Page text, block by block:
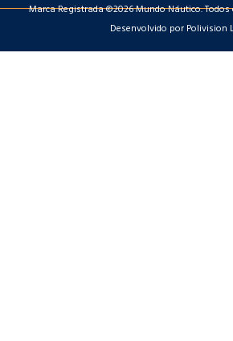
Marca Registrada ©2026 Mundo Náutico.
Desenvolvido por Polivision